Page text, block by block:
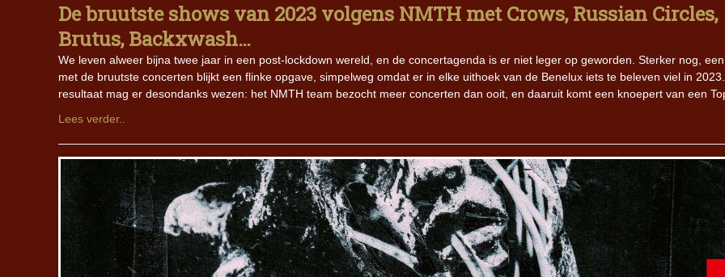
De bruutste shows van 2023 volgens NMTH met Crows, Russian Circles,
Brutus, Backxwash…
We leven alweer bijna twee jaar in een post-lockdown wereld, en de concertagenda is er niet leger op geworden. Sterker nog,
met de bruutste concerten blijkt een flinke opgave, simpelweg omdat er in elke uithoek van de Benelux iets te beleven viel in
resultaat mag er desondanks wezen: het NMTH team bezocht meer concerten dan ooit, en daaruit komt een knoepert van een
Lees verder..